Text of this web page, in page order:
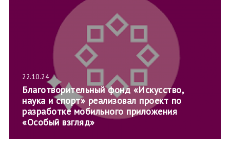
22.10.24
Благотворительный фонд «Искусство,
наука и спорт» реализовал проект по
разработке мобильного приложения
«Особый взгляд»